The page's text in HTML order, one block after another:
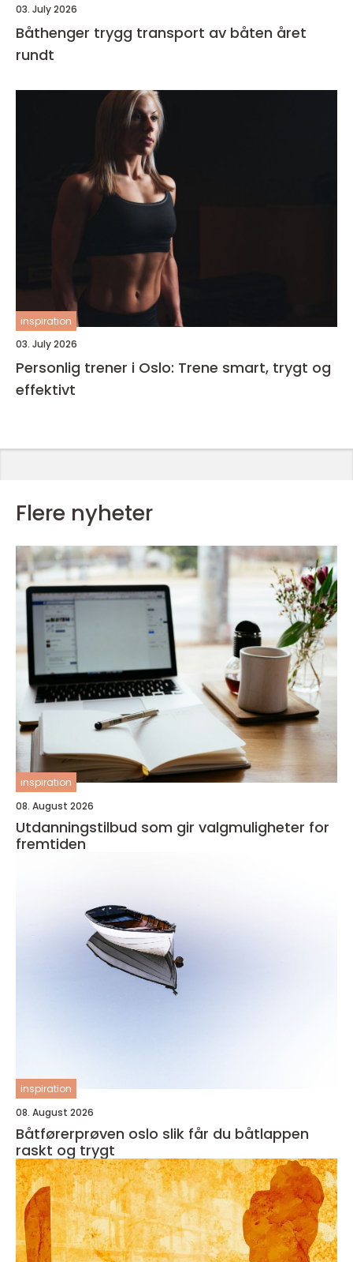
03. July 2026
Båthenger trygg transport av båten året
rundt
inspiration
03. July 2026
Personlig trener i Oslo: Trene smart, trygt og
effektivt
Flere nyheter
inspiration
08. August 2026
Utdanningstilbud som gir valgmuligheter for
fremtiden
inspiration
08. August 2026
Båtførerprøven oslo slik får du båtlappen
raskt og trygt